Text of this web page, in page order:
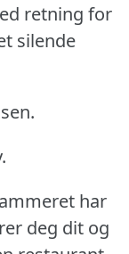
retning for
silende
har
deg dit og